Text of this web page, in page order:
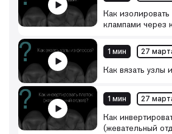
Как
клампами через
1 мин 27
Как вязать узлы
1 мин 27
Как
(жевательный